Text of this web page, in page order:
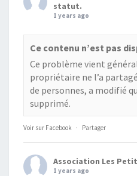
statut.
1 years ago
Ce contenu n’est pas
Ce problème vient
propriétaire ne l’a
de personnes, a modifié
supprimé.
Voir sur Facebook · Partager
Association Les
1 years ago